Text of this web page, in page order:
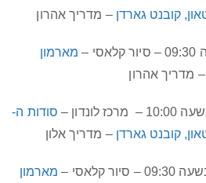
– מדריך אהרון
מארמון
– מדריך אהרון
סודות ה-
– מדריך אלון
מארמון